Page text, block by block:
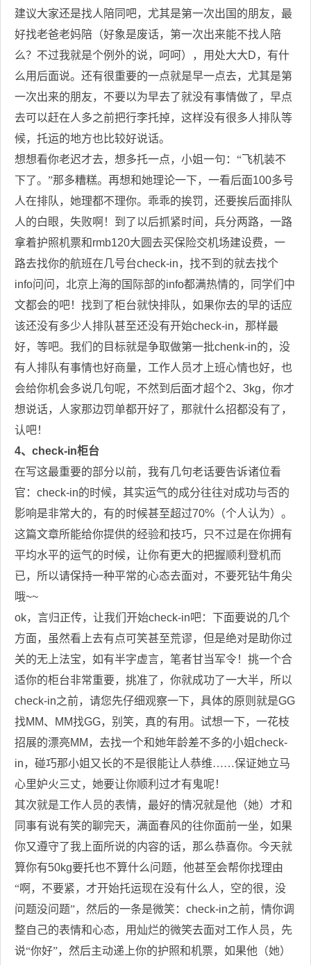
建议大家还是找人陪同吧，尤其是第一次出国的朋友，最
好找老爸老妈陪（好象是废话，第一次出来能不找人陪
么？不过我就是个例外的说，呵呵），用处大大D，有什
么用后面说。还有很重要的一点就是早一点去，尤其是第
一次出来的朋友，不要以为早去了就没有事情做了，早点
去可以赶在人多之前把行李托掉，这样没有很多人排队等
候，托运的地方也比较好说话。
想想看你老迟才去，想多托一点，小姐一句：“飞机装不
下了。”那多糟糕。再想和她理论一下，一看后面100多号
人在排队，她理都不理你。乖乖的挨罚，还要挨后面排队
人的白眼，失败啊！到了以后抓紧时间，兵分两路，一路
拿着护照机票和rmb120大圆去买保险交机场建设费，一
路去找你的航班在几号台check-in，找不到的就去找个
info问问，北京上海的国际部的info都满热情的，同学们中
文都会的吧！找到了柜台就快排队，如果你去的早的话应
该还没有多少人排队甚至还没有开始check-in，那样最
好，等吧。我们的目标就是争取做第一批chenk-in的，没
有人排队有事情也好商量，工作人员才上班心情也好，也
会给你机会多说几句呢，不然到后面才超个2、 3kg，你才
想说话，人家那边罚单都开好了，那就什么招都没有了，
认吧！
4、 check-in柜台
在写这最重要的部分以前，我有几句老话要告诉诸位看
官： check-in的时候，其实运气的成分往往对成功与否的
影响是非常大的，有的时候甚至超过70% （个人认为）。
这篇文章所能给你提供的经验和技巧，只不过是在你拥有
平均水平的运气的时候，让你有更大的把握顺利登机而
已，所以请保持一种平常的心态去面对，不要死钻牛角尖
哦~~
ok，言归正传，让我们开始check-in吧：下面要说的几个
方面，虽然看上去有点可笑甚至荒谬，但是绝对是助你过
关的无上法宝，如有半字虚言，笔者甘当军令！挑一个合
适你的柜台非常重要，挑准了，你就成功了一大半，所以
check-in之前，请您先仔细观察一下，具体的原则就是GG
找MM、 MM找GG，别笑，真的有用。试想一下，一花枝
招展的漂亮MM ，去找一个和她年龄差不多的小姐check-
in，碰巧那小姐又长的不是很能让人恭维……保证她立马
心里妒火三丈，她要让你顺利过才有鬼呢！
其次就是工作人员的表情，最好的情况就是他（她）才和
同事有说有笑的聊完天，满面春风的往你面前一坐，如果
你又遵守了我上面所说的内容的话，那么恭喜你。今天就
算你有50kg要托也不算什么问题，他甚至会帮你找理由
“啊，不要紧，才开始托运现在没有什么人，空的很，没
问题没问题”，然后的一条是微笑： check-in之前，情你调
整自己的表情和心态，用灿烂的微笑去面对工作人员，先
说“你好”，然后主动递上你的护照和机票，如果他（她）